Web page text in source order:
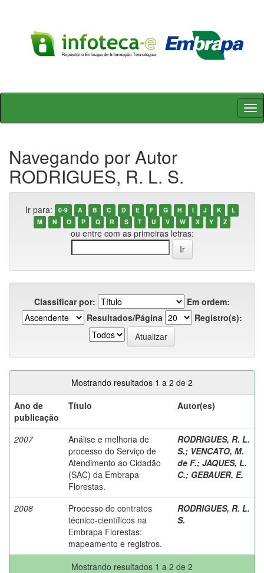
Skip
Navegando por Autor
RODRIGUES, R. L. S.
Ir para: 0-9 A B C D E F G H I J K
L
M
N O P Q R S T U V W X Y Z
ou entre com as primeiras letras:
Classificar por:
Em ordem:
Resultados/Página
Registro(s):
Mostrando resultados 1 a 2 de 2
Ano de
publicação
Título Autor(es)
2007
Análise e melhoria de
processo do Serviço de
Atendimento ao Cidadão
(SAC) da Embrapa
Florestas.
RODRIGUES, R. L.
S.; VENCATO, M.
de F.; JAQUES, L.
C.; GEBAUER, E.
2008
Processo de contratos
técnico-científicos na
Embrapa Florestas:
mapeamento e registros.
RODRIGUES, R. L.
S.
Mostrando resultados 1 a 2 de 2